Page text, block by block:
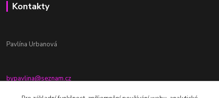
Kontakty
Pavlína Urbanová
bypavlina@seznam.cz
+420774917196